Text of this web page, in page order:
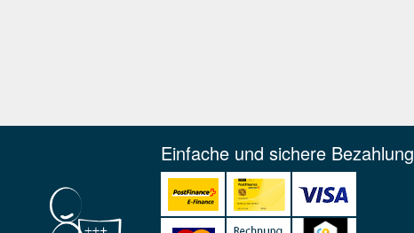
Einfache und sichere Bezahlung